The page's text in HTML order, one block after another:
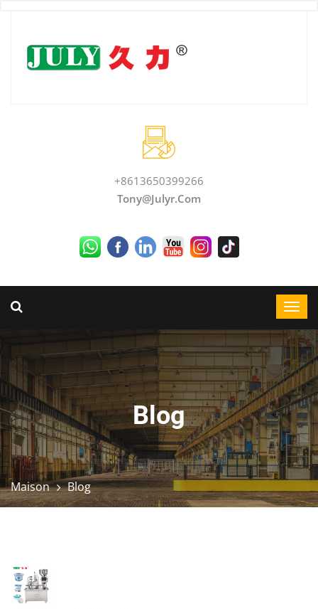
+8613650399266
Tony@julyr.com
Blog
Maison Blog